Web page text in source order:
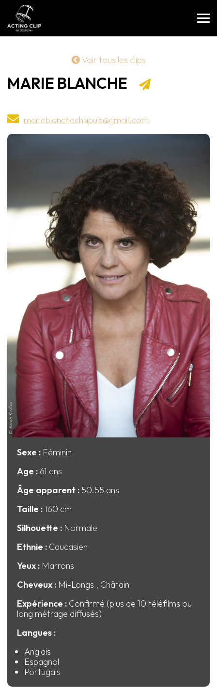
Voir tous les clips
MARIE BLANCHE
marieblanchechapuis@gmail.com
Sexe : Féminin
Age : 61 ans
Âge apparent : 50.55 ans
Taille :160 cm
Silhouette : Normale
Ethnie : Caucasien
Yeux : Marrons
Cheveux : Mi-Longs , Châtain
Expérience : Confirmé (plus de 10 téléfilms ou
long métrage diffusés)
Langues :
Anglais
Espagnol
Portugais